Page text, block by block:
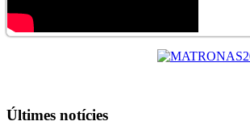
Últimes notícies